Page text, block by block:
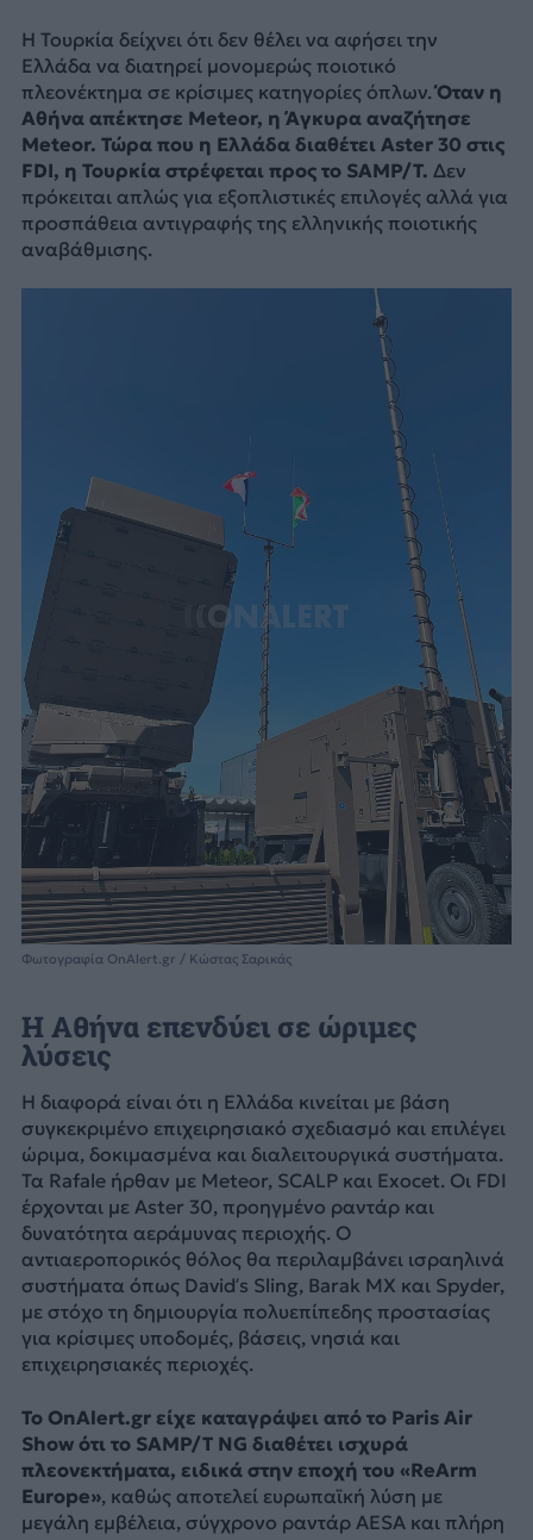
Η Τουρκία δείχνει ότι δεν θέλει να αφήσει την
Ελλάδα να διατηρεί μονομερώς ποιοτικό
πλεονέκτημα σε κρίσιμες κατηγορίες όπλων.Όταν η
Αθήνα απέκτησε Meteor, η Άγκυρα αναζήτησε
Meteor. Τώρα που η Ελλάδα διαθέτει Aster 30 στις
FDI, η Τουρκία στρέφεται προς το SAMP/T. Δεν
πρόκειται απλώς για εξοπλιστικές επιλογές αλλά για
προσπάθεια αντιγραφής της ελληνικής ποιοτικής
αναβάθμισης.
Φωτογραφία OnAlert.gr / Κώστας Σαρικάς
Η Αθήνα επενδύει σε ώριμες
λύσεις
Η διαφορά είναι ότι η Ελλάδα κινείται με βάση
συγκεκριμένο επιχειρησιακό σχεδιασμό και επιλέγει
ώριμα, δοκιμασμένα και διαλειτουργικά συστήματα.
Τα Rafale ήρθαν με Meteor, SCALP και Exocet. Οι FDI
έρχονται με Aster 30, προηγμένο ραντάρ και
δυνατότητα αεράμυνας περιοχής. Ο
αντιαεροπορικός θόλος θα περιλαμβάνει ισραηλινά
συστήματα όπως David’s Sling, Barak MX και Spyder,
με στόχο τη δημιουργία πολυεπίπεδης προστασίας
για κρίσιμες υποδομές, βάσεις, νησιά και
επιχειρησιακές περιοχές.
Το OnAlert.gr είχε καταγράψει από το Paris Air
Show ότι το SAMP/T NG διαθέτει ισχυρά
πλεονεκτήματα, ειδικά στην εποχή του «ReArm
Europe», καθώς αποτελεί ευρωπαϊκή λύση με
μεγάλη εμβέλεια, σύγχρονο ραντάρ AESA και πλήρη